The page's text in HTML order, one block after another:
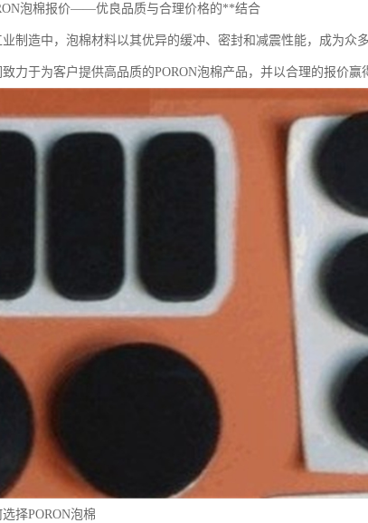
泡棉报价——优良品质与合理价格的**结合
制造中，泡棉材料以其优异的缓冲、密封和减震性能，成为
力于为客户提供高品质的PORON泡棉产品，并以合理的报价赢
择PORON泡棉